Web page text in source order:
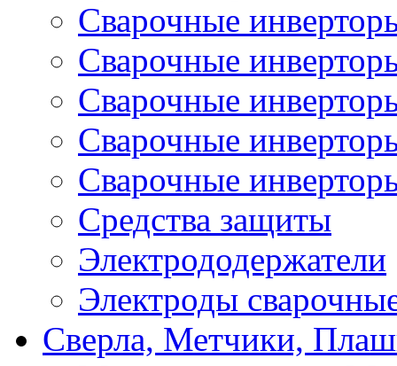
Сварочные
Сварочные
Сварочные
Сварочные
Сварочные
Средства защиты
Электрододержатели
Электроды
Сверла, Метчики,